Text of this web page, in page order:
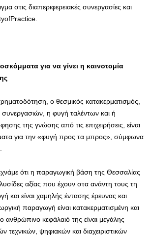
στις διαπεριφερειακές συνεργασίες και
για να γίνει η καινοτομία
ο θεσμικός κατακερματισμός,
η φυγή ταλέντων και ή
της γνώσης από τις επιχειρήσεις, είναι
για την «φυγή προς τα μπρος», σύμφωνα
ότι η παραγωγική βάση της Θεσσαλίας
αξίας που έχουν στα ανάντη τους τη
και είναι χαμηλής έντασης έρευνας και
παραγωγή είναι κατακερματισμένη και
κεφάλαιό της είναι μεγάλης
τεχνικών, ψηφιακών και διαχειριστικών